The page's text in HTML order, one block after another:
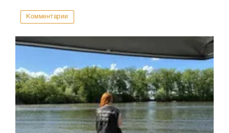
Комментарии